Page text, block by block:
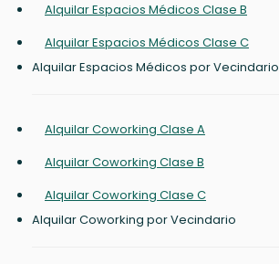
Alquilar Espacios Médicos Clase B
Alquilar Espacios Médicos Clase C
Alquilar Espacios Médicos por Vecindario
Alquilar Coworking Clase A
Alquilar Coworking Clase B
Alquilar Coworking Clase C
Alquilar Coworking por Vecindario